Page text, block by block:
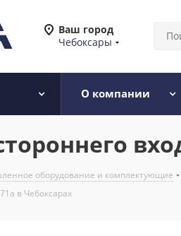
Ваш город
Чебоксары
О компании
оборудование и комплектующие
в Чебоксарах